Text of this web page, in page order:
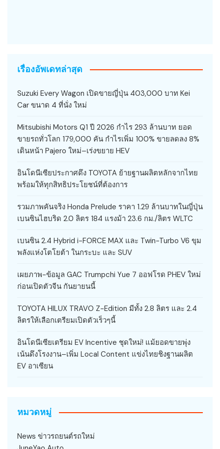
เรื่องอัพเดทล่าสุด
Suzuki Every Wagon เปิดขายญี่ปุ่น 403,000 บาท Kei
Car ขนาด 4 ที่นั่ง ใหม่
Mitsubishi Motors Q1 ปี 2026 กำไร 293 ล้านบาท ยอด
ขายรถทั่วโลก 179,000 คัน กำไรเพิ่ม 100% ขายลดลง 8%
เดินหน้า Pajero ใหม่–เร่งขยาย HEV
อินโดนีเซียประกาศดึง TOYOTA ย้ายฐานผลิตหลักจากไทย
พร้อมให้ทุกสิทธิประโยชน์ที่ต้องการ
รวมภาพคันจริง Honda Prelude ราคา 1.29 ล้านบาทในญี่ปุ่น
เบนซินไฮบริด 2.0 ลิตร 184 แรงม้า 23.6 กม./ลิตร WLTC
เบนซิน 2.4 Hybrid i-FORCE MAX และ Twin-Turbo V6 ขุม
พลังแห่งโตโยต้า ในกระบะ และ SUV
เผยภาพ-ข้อมูล GAC Trumpchi Yue 7 ออฟโรด PHEV ใหม่
ก่อนเปิดตัวจีน กันยายนนี้
TOYOTA HILUX TRAVO Z-Edition มีทั้ง 2.8 ลิตร และ 2.4
ลิตรให้เลือกเตรียมเปิดตัวเร็วๆนี้
อินโดนีเซียเตรียม EV Incentive ชุดใหม่! แม้ยอดขายพุ่ง
เน้นดึงโรงงาน–เพิ่ม Local Content แข่งไทยชิงฐานผลิต
EV อาเซียน
หมวดหมู่
News ข่าวรถยนต์รถใหม่